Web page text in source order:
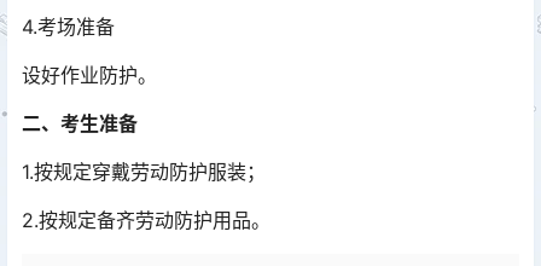
4.考场准备
设好作业防护。
二、考生准备
1.按规定穿戴劳动防护服装；
2.按规定备齐劳动防护用品。